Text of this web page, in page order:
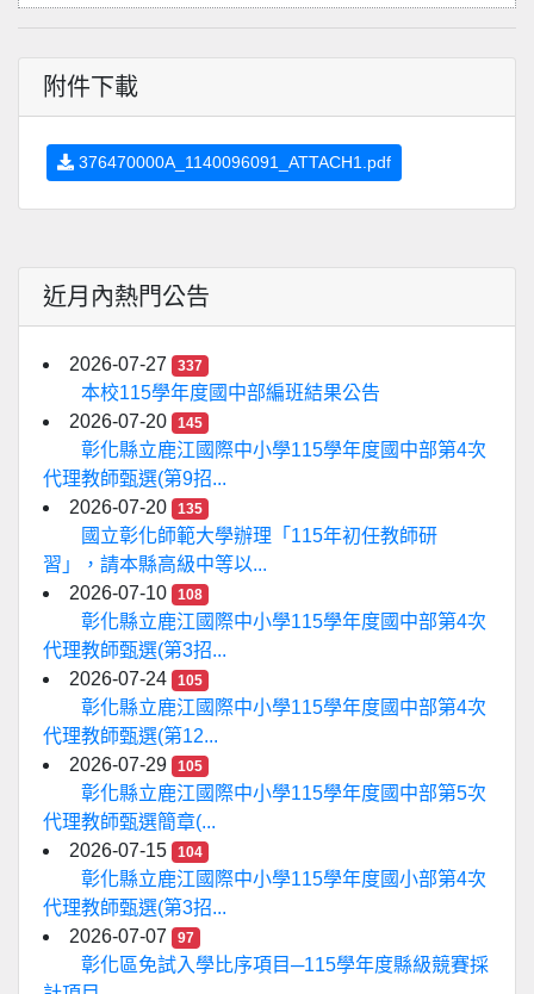
附件下載
376470000A_1140096091_ATTACH1.pdf
近月內熱門公告
2026-07-27 337
本校115學年度國中部編班結果公告
2026-07-20
145
彰化縣立鹿江國際中小學115學年度國中部第4次
代理教師甄選(第9招...
2026-07-20
135
國立彰化師範大學辦理「115年初任教師研
習」，請本縣高級中等以...
2026-07-10
108
彰化縣立鹿江國際中小學115學年度國中部第4次
代理教師甄選(第3招...
2026-07-24
105
彰化縣立鹿江國際中小學115學年度國中部第4次
代理教師甄選(第12...
2026-07-29
105
彰化縣立鹿江國際中小學115學年度國中部第5次
代理教師甄選簡章(...
2026-07-15
104
彰化縣立鹿江國際中小學115學年度國小部第4次
代理教師甄選(第3招...
2026-07-07
97
彰化區免試入學比序項目─115學年度縣級競賽採